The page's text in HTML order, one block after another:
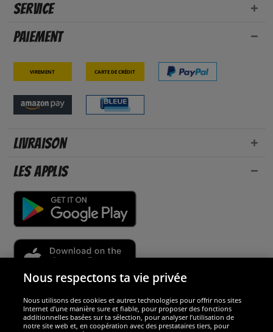
Service
Paiement
Virement Carte de crédit
Livraison
Les applis
Sécurité
Nous respectons ta vie privée
Nous utilisons des cookies et autres technologies pour offrir nos sites
Internet d’une manière sure et fiable, pour proposer des fonctions
additionnelles basées sur ta sélection, pour analyser l’utilisation de
notre site web et, en coopération avec des prestataires tiers, pour